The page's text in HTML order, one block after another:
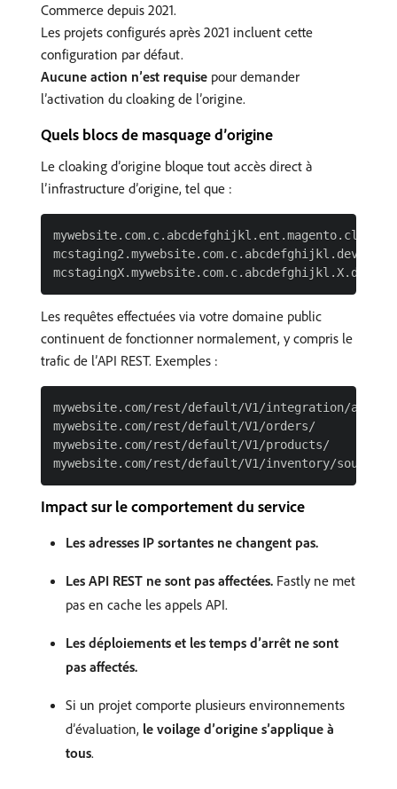
Commerce depuis 2021.
Les projets configurés après 2021 incluent cette
configuration par défaut.
Aucune action n’est requise pour demander
l’activation du cloaking de l’origine.
Quels blocs de masquage d’origine
Le cloaking d’origine bloque tout accès direct à
l’infrastructure d’origine, tel que :
mywebsite.com.c.abcdefghijkl.ent.magento.cloud
Les requêtes effectuées via votre domaine public
continuent de fonctionner normalement, y compris le
trafic de l’API REST. Exemples :
mywebsite.com/rest/default/V1/integration/admin/
mywebsite.com/rest/default/V1/orders/
mywebsite.com/rest/default/V1/products/
Impact sur le comportement du service
Les adresses IP sortantes ne changent pas.
Les API REST ne sont pas affectées. Fastly ne met
pas en cache les appels API.
Les déploiements et les temps d’arrêt ne sont
pas affectés.
Si un projet comporte plusieurs environnements
d’évaluation, le voilage d’origine s’applique à
tous.